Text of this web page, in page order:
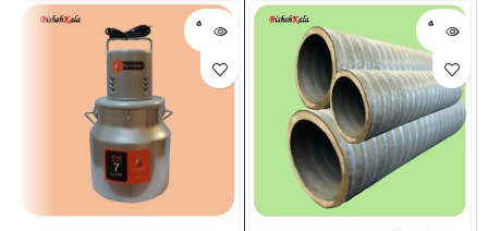
فروخته
شده
فروخته
شده